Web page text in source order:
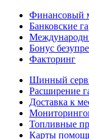
Финансовый
Банковские
Бонус
Факторинг
Шинный
Расширение
Доставка к
Топливные
Карты